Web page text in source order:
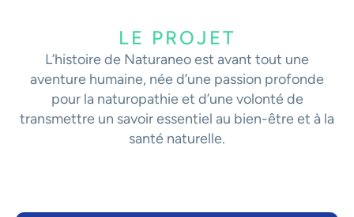
LE PROJET
L’histoire de Naturaneo est avant tout une
aventure humaine, née d’une passion profonde
pour la naturopathie et d’une volonté de
transmettre un savoir essentiel au bien-être et à la
santé naturelle.